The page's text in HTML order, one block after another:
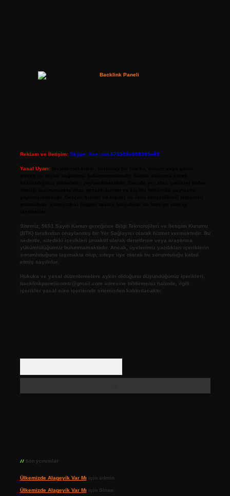
Reklam ve İletişim: Skype: live:.cid.575569c608265c69
Yasal Uyarı:
Sitemiz, 5651 Sayılı Kanun gereğince Bilgi Teknolojileri ve İletişim Kurumu
(BTK) tarafından onaylanmış bir Yer Sağlayıcı olarak hizmet vermektedir. Bu
nedenle, sitedeki içerikleri proaktif olarak denetleme veya araştırma
yükümlülüğümüz bulunmamaktadır. Ancak, üyelerimiz yazdıkları içeriklerin
sorumluluğunu taşımakta olup, siteye üye olarak bu sorumluluğu kabul
etmiş sayılırlar.
Hukuka ve yasal düzenlemelere aykırı olduğunu düşündüğünüz içerikleri,
backlinkpanelicomtr@gmail.com adresine bildirmeniz halinde, ilgili
içerikler yasal süre içerisinde sitemizden kaldırılacaktır.
Son yorumlar
Ülkemizde Alageyik Var Mı için admin
Ülkemizde Alageyik Var Mı için Sinan